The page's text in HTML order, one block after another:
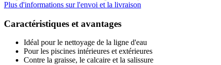
Plus d'informations sur l'envoi et la livraison
Caractéristiques et avantages
Idéal pour le nettoyage de la ligne d'eau
Pour les piscines intérieures et extérieures
Contre la graisse, le calcaire et la salissure